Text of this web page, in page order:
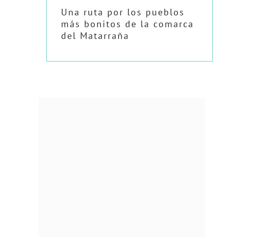
Una ruta por los pueblos
más bonitos de la comarca
del Matarraña